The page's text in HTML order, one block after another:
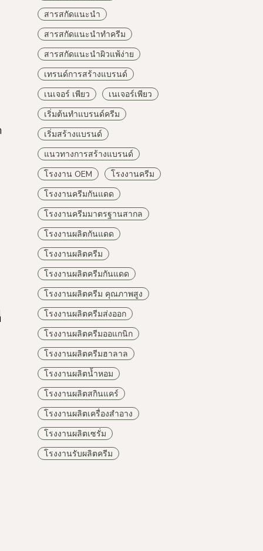
สารสกัดแนะนำ
สารสกัดแนะนำทำครีม
สารสกัดแนะนำผิวแพ้ง่าย
เทรนด์การสร้างแบรนด์
เนเจอร์ เพียว
เนเจอร์เพียว
เริ่มต้นทำแบรนด์ครีม
เริ่มสร้างแบรนด์
แนวทางการสร้างแบรนด์
โรงงาน OEM
โรงงานครีม
โรงงานครีมกันแดด
โรงงานครีมมาตรฐานสากล
โรงงานผลิตกันแดด
โรงงานผลิตครีม
โรงงานผลิตครีมกันแดด
โรงงานผลิตครีม คุณภาพสูง
โรงงานผลิตครีมส่งออก
โรงงานผลิตครีมออแกนิก
โรงงานผลิตครีมฮาลาล
โรงงานผลิตน้ำหอม
โรงงานผลิตสกินแคร์
โรงงานผลิตเครื่องสำอาง
โรงงานผลิตเซรั่ม
โรงงานรับผลิตครีม